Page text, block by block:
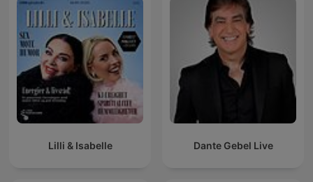
Lilli & Isabelle Dante Gebel Live